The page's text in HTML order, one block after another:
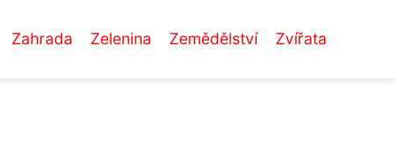
Zahrada Zelenina Zemědělství Zvířata